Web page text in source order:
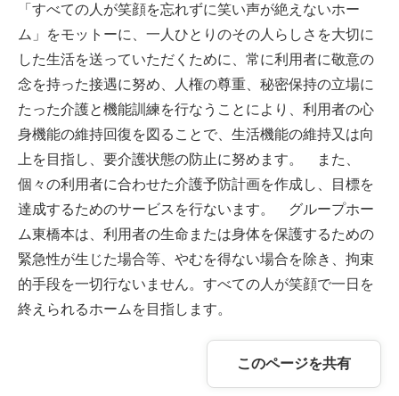
「すべての人が笑顔を忘れずに笑い声が絶えないホー
ム」をモットーに、一人ひとりのその人らしさを大切に
した生活を送っていただくために、常に利用者に敬意の
念を持った接遇に努め、人権の尊重、秘密保持の立場に
たった介護と機能訓練を行なうことにより、利用者の心
身機能の維持回復を図ることで、生活機能の維持又は向
上を目指し、要介護状態の防止に努めます。 また、
個々の利用者に合わせた介護予防計画を作成し、目標を
達成するためのサービスを行ないます。 グループホー
ム東橋本は、利用者の生命または身体を保護するための
緊急性が生じた場合等、やむを得ない場合を除き、拘束
的手段を一切行ないません。すべての人が笑顔で一日を
終えられるホームを目指します。
このページを共有